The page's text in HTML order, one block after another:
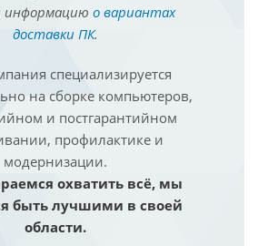
информацию о вариантах
доставки ПК.
специализируется
на сборке компьютеров,
и постгарантийном
профилактике и
модернизации.
охватить всё, мы
быть лучшими в своей
области.